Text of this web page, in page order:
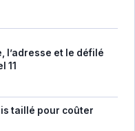
l’adresse et le défilé
11
taillé pour coûter